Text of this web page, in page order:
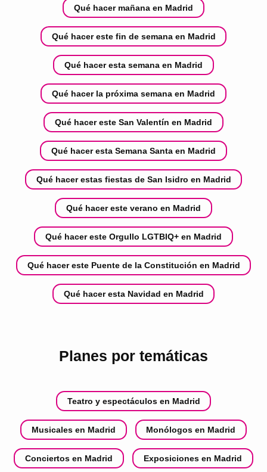
Qué hacer mañana en Madrid
Qué hacer este fin de semana en Madrid
Qué hacer esta semana en Madrid
Qué hacer la próxima semana en Madrid
Qué hacer este San Valentín en Madrid
Qué hacer esta Semana Santa en Madrid
Qué hacer estas fiestas de San Isidro en Madrid
Qué hacer este verano en Madrid
Qué hacer este Orgullo LGTBIQ+ en Madrid
Qué hacer este Puente de la Constitución en Madrid
Qué hacer esta Navidad en Madrid
Planes por temáticas
Teatro y espectáculos en Madrid
Musicales en Madrid Monólogos en Madrid
Conciertos en Madrid Exposiciones en Madrid